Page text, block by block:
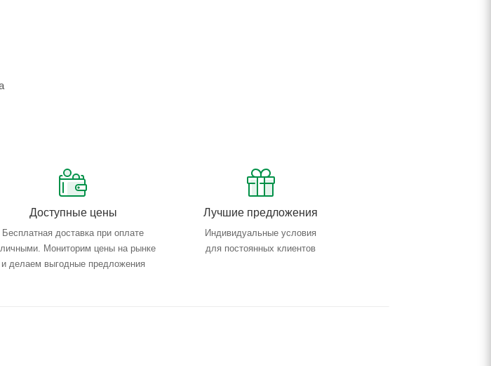
Доступные цены
Бесплатная доставка при оплате
Мониторим цены на рынке
и делаем выгодные предложения
Лучшие предложения
Индивидуальные условия
для постоянных клиентов